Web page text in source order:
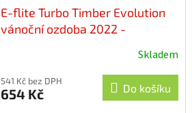
E-flite Turbo Timber Evolution
vánoční ozdoba 2022 -
Skladem
541 Kč bez DPH
654 Kč Do košíku